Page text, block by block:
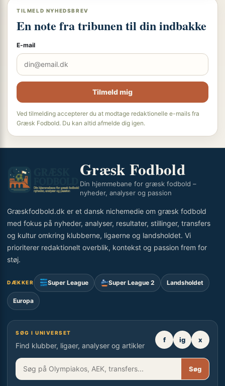
TILMELD NYHEDSBREV
En note fra tribunen til din indbakke
E-mail
Tilmeld mig
Ved tilmelding accepterer du at modtage redaktionelle e-mails fra
Græsk Fodbold. Du kan altid afmelde dig igen.
Græsk Fodbold
Din hjemmebane for græsk fodbold –
nyheder, analyser og passion
Græskfodbold.dk er et dansk nichemedie om græsk fodbold
med fokus på nyheder, analyser, resultater, stillinger, transfers
og kultur omkring klubberne, ligaerne og landsholdet. Vi
prioriterer redaktionelt overblik, kontekst og passion frem for
støj.
DÆKKER Super League Super League 2 Landsholdet
Europa
SØG I UNIVERSET
Find klubber, ligaer, analyser og artikler
f ig x
Søg